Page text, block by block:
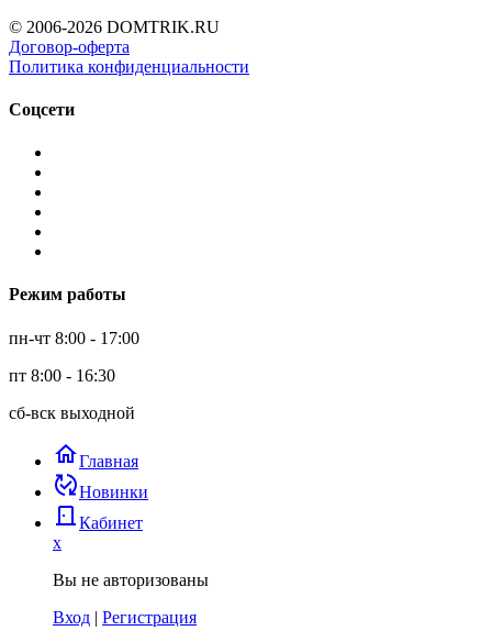
© 2006-2026 DOMTRIK.RU
Договор-оферта
Политика конфиденциальности
Соцсети
Режим работы
пн-чт 8:00 - 17:00
пт 8:00 - 16:30
сб-вск выходной
homeГлавная
published_with_changesНовинки
door_back Кабинет
x
Вы не авторизованы
Вход | Регистрация